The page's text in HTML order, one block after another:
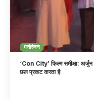
मनोरंजन
‘Con City’ फिल्म समीक्षा:
छल प्रकट करता है